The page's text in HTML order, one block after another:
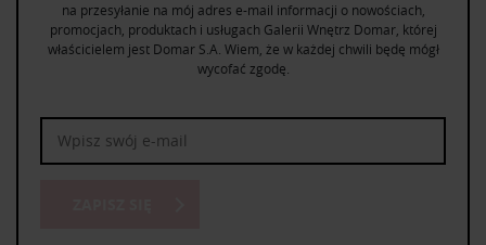
na przesyłanie na mój adres e-mail informacji o nowościach,
promocjach, produktach i usługach Galerii Wnętrz Domar, której
właścicielem jest Domar S.A. Wiem, że w każdej chwili będę mógł
wycofać zgodę.